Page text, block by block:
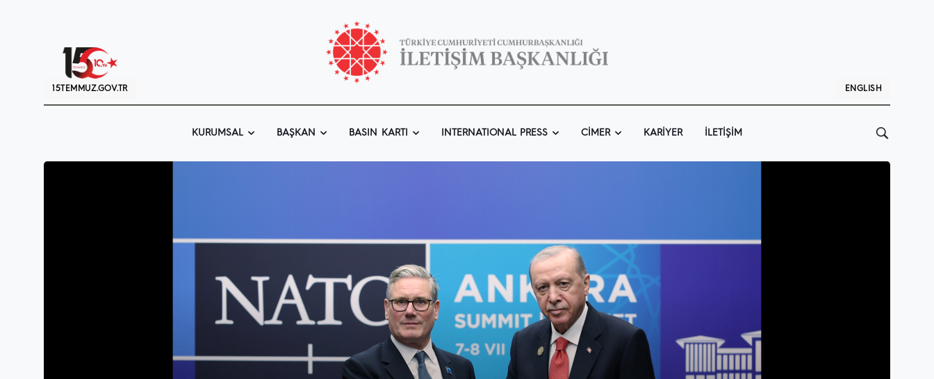
15TEMMUZ.GOV.TR ENGLISH
KURUMSAL BAŞKAN BASIN KARTI INTERNATIONAL PRESS CIMER KARIYER İLETIŞIM